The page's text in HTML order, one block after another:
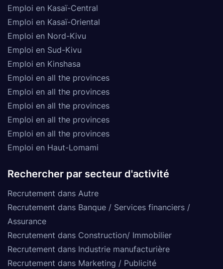
Emploi en Kasaï-Central
Emploi en Kasaï-Oriental
Emploi en Nord-Kivu
Emploi en Sud-Kivu
Emploi en Kinshasa
Emploi en all the provinces
Emploi en all the provinces
Emploi en all the provinces
Emploi en all the provinces
Emploi en all the provinces
Emploi en Haut-Lomami
Rechercher par secteur d'activité
Recrutement dans Autre
Recrutement dans Banque / Services financiers /
Assurance
Recrutement dans Construction/ Immobilier
Recrutement dans Industrie manufacturière
Recrutement dans Marketing / Publicité